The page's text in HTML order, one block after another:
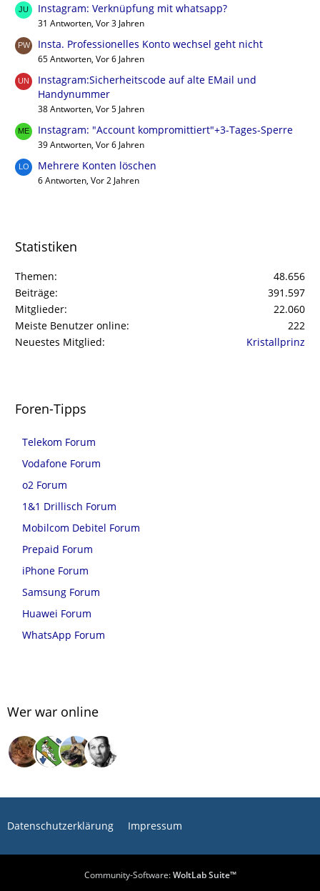
Instagram: Verknüpfung mit whatsapp?
31 Antworten, Vor 3 Jahren
Insta. Professionelles Konto wechsel geht nicht
65 Antworten, Vor 6 Jahren
Instagram:Sicherheitscode auf alte EMail und
Handynummer
38 Antworten, Vor 5 Jahren
Instagram: "Account kompromittiert"+3-Tages-Sperre
39 Antworten, Vor 6 Jahren
Mehrere Konten löschen
6 Antworten, Vor 2 Jahren
Statistiken
Themen
48.656
Beiträge
391.597
Mitglieder
22.060
Meiste Benutzer online
222
Neuestes Mitglied
Kristallprinz
Foren-Tipps
Telekom Forum
Vodafone Forum
o2 Forum
1&1 Drillisch Forum
Mobilcom Debitel Forum
Prepaid Forum
iPhone Forum
Samsung Forum
Huawei Forum
WhatsApp Forum
Wer war online
Datenschutzerklärung Impressum
Community-Software:WoltLab Suite™